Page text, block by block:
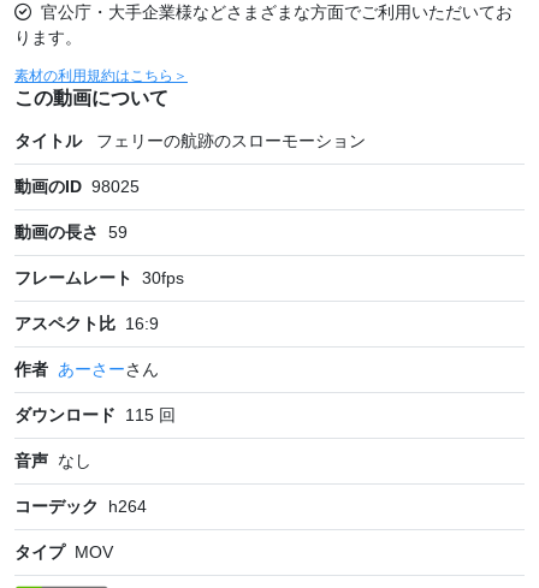
官公庁・大手企業様などさまざまな方面でご利用いただいてお
ります。
素材の利用規約はこちら＞
この動画について
タイトル フェリーの航跡のスローモーション
動画のID 98025
動画の長さ 59
フレームレート 30fps
アスペクト比 16:9
作者 あーさーさん
ダウンロード 115 回
音声 なし
コーデック h264
タイプ MOV